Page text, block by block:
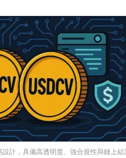
計，具備高透明度、強合規性與鏈上